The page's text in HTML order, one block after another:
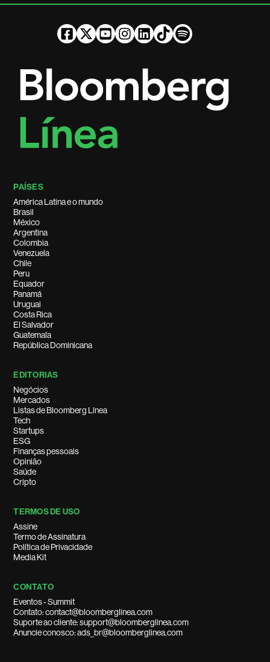
PAÍSES
América Latina e o mundo
Brasil
México
Argentina
Colombia
Venezuela
Chile
Peru
Equador
Panamá
Uruguai
Costa Rica
El Salvador
Guatemala
República Dominicana
EDITORIAS
Negócios
Mercados
Listas de Bloomberg Línea
Tech
Startups
ESG
Finanças pessoais
Opinião
Saúde
Cripto
TERMOS DE USO
Assine
Termo de Assinatura
Política de Privacidade
Media Kit
CONTATO
Eventos - Summit
Contato: contact@bloomberglinea.com
Suporte ao cliente: support@bloomberglinea.com
Anuncie conosco: ads_br@bloomberglinea.com